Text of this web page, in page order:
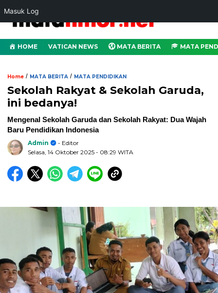
Masuk Log
HOME VATICAN NEWS MATA BERITA MATA
Home / MATA BERITA / MATA PENDIDIKAN
Sekolah Rakyat & Sekolah Garuda,
ini bedanya!
Mengenal Sekolah Garuda dan Sekolah Rakyat: Dua Wajah
Baru Pendidikan Indonesia
Admin
- Editor
Selasa, 14 Oktober 2025 - 08:29 WITA